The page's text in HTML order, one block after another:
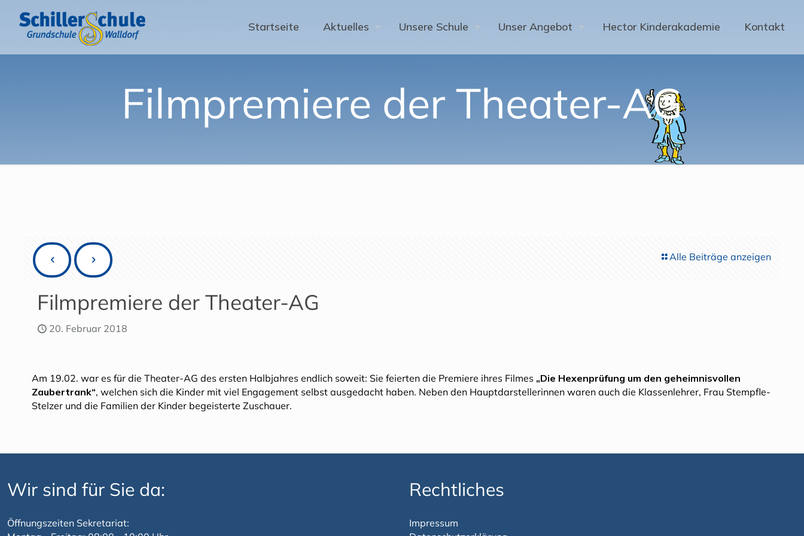
Startseite Aktuelles Unsere Schule Unser Angebot Hector Kinderakademie Kontakt
Filmpremiere der Theater-AG
Alle Beiträge anzeigen
Filmpremiere der Theater-AG
20. Februar 2018
Am 19.02. war es für die Theater-AG des ersten Halbjahres endlich soweit: Sie feierten die Premiere ihres Filmes „Die Hexenprüfung um den geheimnisvollen
Zaubertrank“, welchen sich die Kinder mit viel Engagement selbst ausgedacht haben. Neben den Hauptdarstellerinnen waren auch die Klassenlehrer, Frau Stempfle-
Stelzer und die Familien der Kinder begeisterte Zuschauer.
Wir sind für Sie da:
Öffnungszeiten Sekretariat:
Rechtliches
Impressum